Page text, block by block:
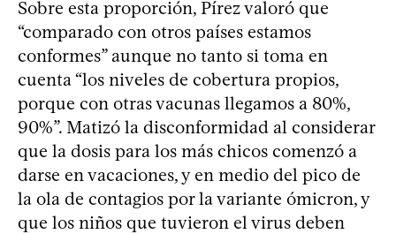
Sobre esta proporción, Pírez valoró que
“comparado con otros países estamos
conformes” aunque no tanto si toma en
cuenta “los niveles de cobertura propios,
porque con otras vacunas llegamos a 80%,
90%”. Matizó la disconformidad al considerar
que la dosis para los más chicos comenzó a
darse en vacaciones, y en medio del pico de
la ola de contagios por la variante ómicron, y
que los niños que tuvieron el virus deben